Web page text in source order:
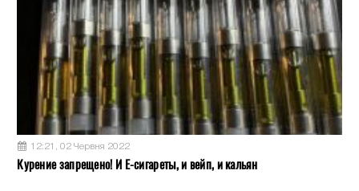
12:21, 02 Червня 2022
Курение запрещено! И Е-сигареты, и вейп, и кальян